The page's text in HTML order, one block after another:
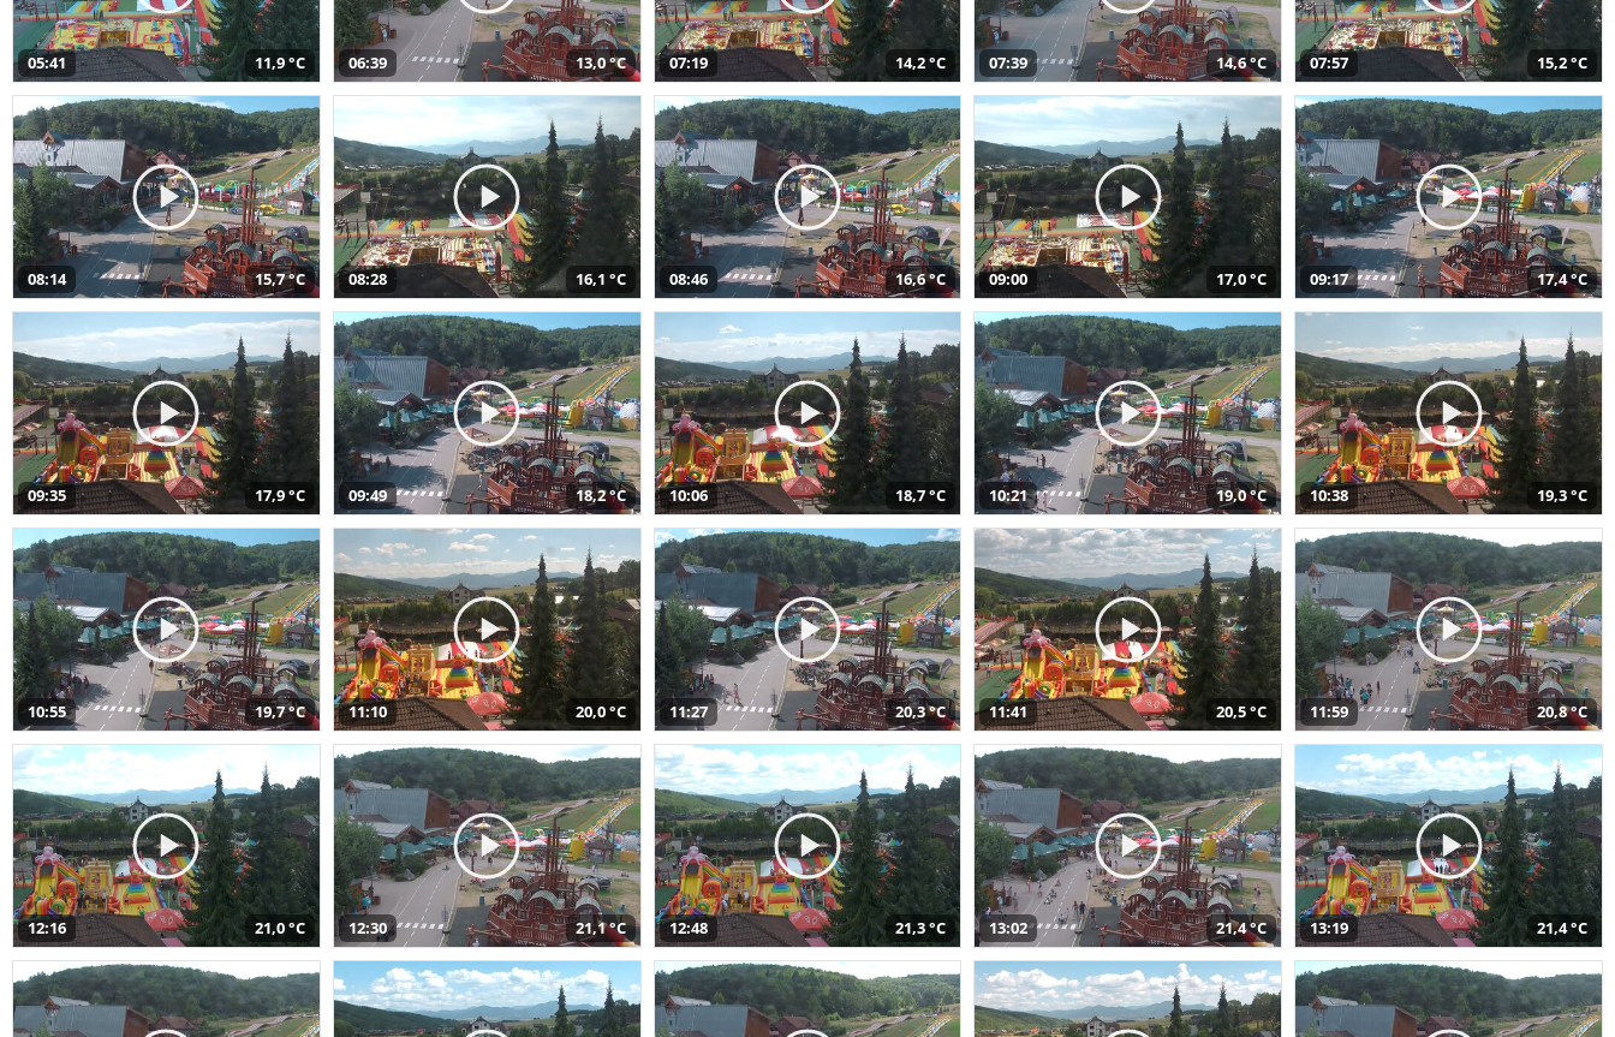
05:41 11,9 °C 06:39 13,0 °C 07:19 14,2 °C 07:39 14,6 °C 07:57 15,2 °C
08:14 15,7 °C 08:28 16,1 °C 08:46 16,6 °C 09:00 17,0 °C 09:17 17,4 °C
09:35 17,9 °C 09:49 18,2 °C 10:06 18,7 °C 10:21 19,0 °C 10:38 19,3 °C
10:55 19,7 °C 11:10 20,0 °C 11:27 20,3 °C 11:41 20,5 °C 11:59 20,8 °C
12:16 21,0 °C 12:30 21,1 °C 12:48 21,3 °C 13:02 21,4 °C 13:19 21,4 °C